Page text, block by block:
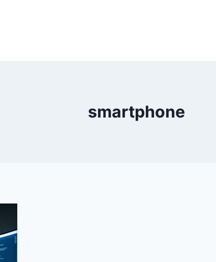
smartphone